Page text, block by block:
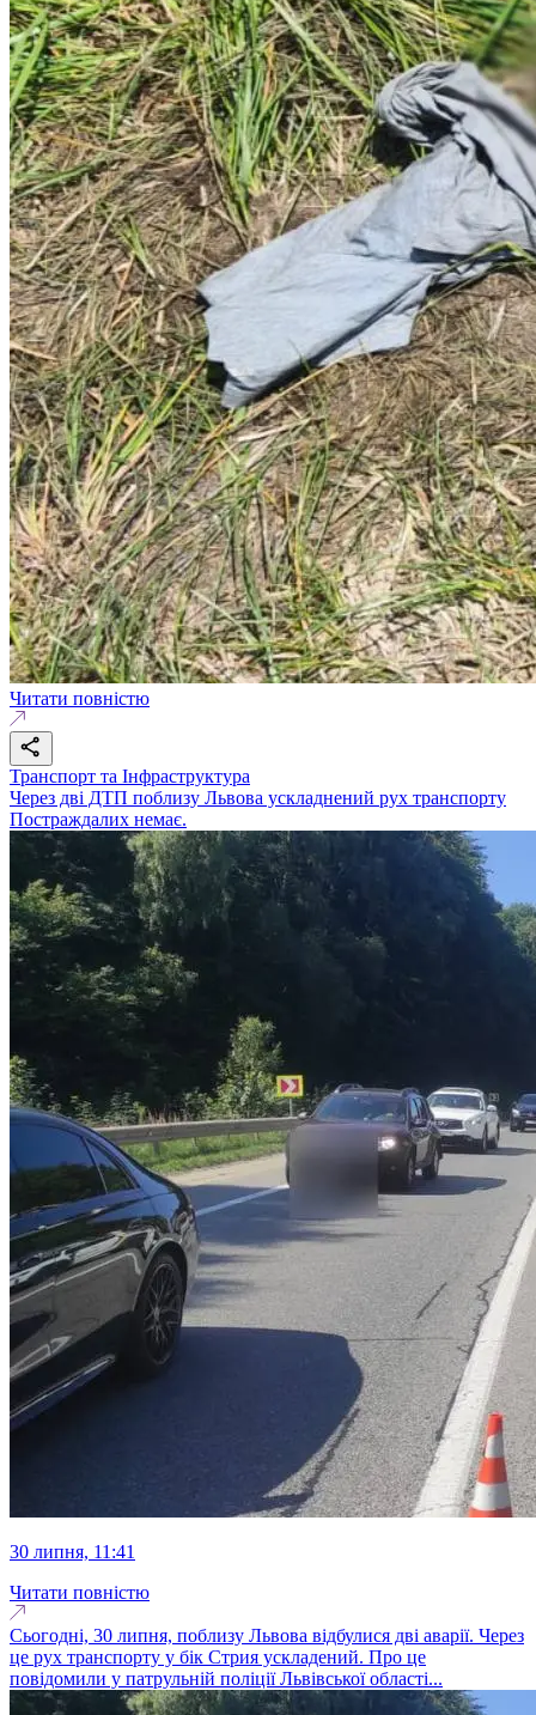
Читати повністю
Транспорт та Інфраструктура
Через дві ДТП поблизу Львова ускладнений рух транспорту
Постраждалих немає.
30 липня, 11:41
Читати повністю
Сьогодні, 30 липня, поблизу Львова відбулися дві аварії. Через
це рух транспорту у бік Стрия ускладений. Про це
повідомили у патрульній поліції Львівської області...